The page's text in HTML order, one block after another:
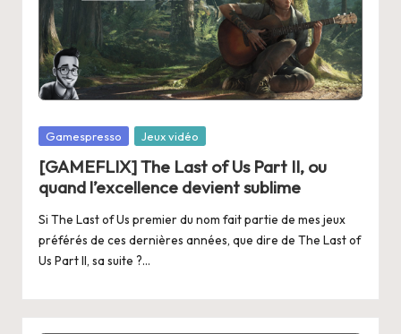
Posted
Gamespresso Jeux vidéo
[GAMEFLIX] The Last of Us Part II, ou
quand l’excellence devient sublime
Si The Last of Us premier du nom fait partie de mes jeux
préférés de ces dernières années, que dire de The Last of
Us Part II, sa suite ?…